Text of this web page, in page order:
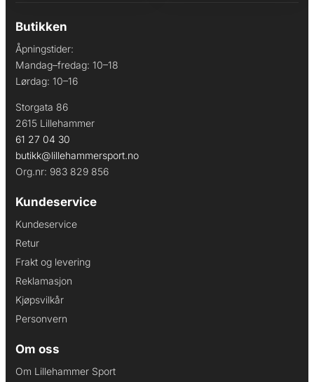
Butikken
Åpningstider:
Mandag–fredag: 10–18
Lørdag: 10–16
Storgata 86
2615 Lillehammer
61 27 04 30
butikk@lillehammersport.no
Org.nr: 983 829 856
Kundeservice
Kundeservice
Retur
Frakt og levering
Reklamasjon
Kjøpsvilkår
Personvern
Om oss
Om Lillehammer Sport